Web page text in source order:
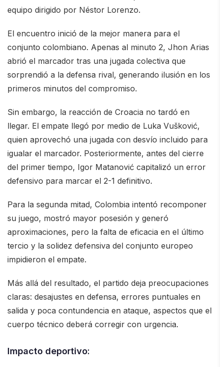
equipo dirigido por Néstor Lorenzo.
El encuentro inició de la mejor manera para el
conjunto colombiano. Apenas al minuto 2, Jhon Arias
abrió el marcador tras una jugada colectiva que
sorprendió a la defensa rival, generando ilusión en los
primeros minutos del compromiso.
Sin embargo, la reacción de Croacia no tardó en
llegar. El empate llegó por medio de Luka Vušković,
quien aprovechó una jugada con desvío incluido para
igualar el marcador. Posteriormente, antes del cierre
del primer tiempo, Igor Matanović capitalizó un error
defensivo para marcar el 2-1 definitivo.
Para la segunda mitad, Colombia intentó recomponer
su juego, mostró mayor posesión y generó
aproximaciones, pero la falta de eficacia en el último
tercio y la solidez defensiva del conjunto europeo
impidieron el empate.
Más allá del resultado, el partido deja preocupaciones
claras: desajustes en defensa, errores puntuales en
salida y poca contundencia en ataque, aspectos que el
cuerpo técnico deberá corregir con urgencia.
Impacto deportivo: